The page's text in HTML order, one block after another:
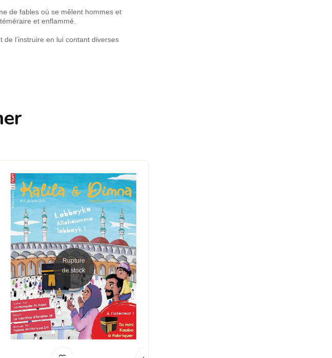
de fables où se mêlent hommes et
et enflammé.
l’instruire en lui contant diverses
Rupture
de stock